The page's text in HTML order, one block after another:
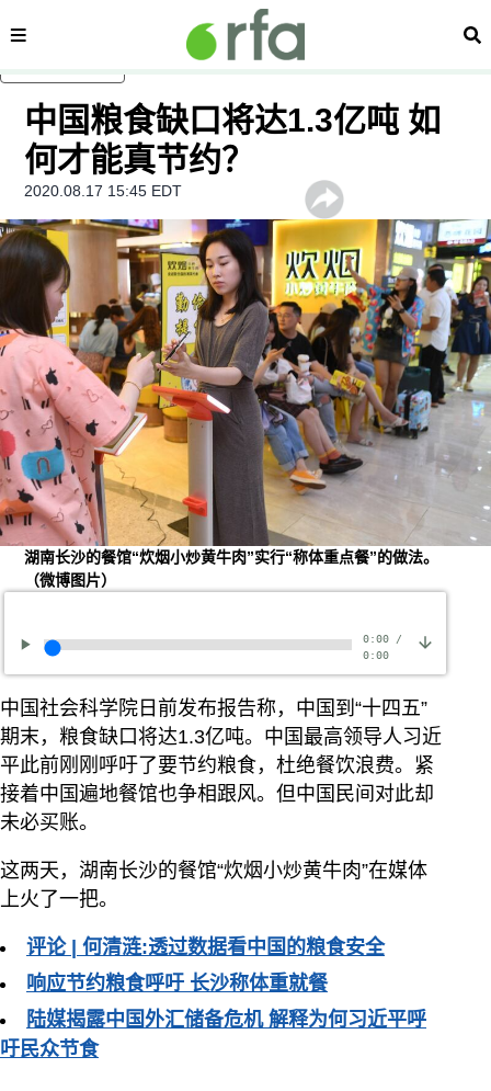
内容分类 搜
中国粮食缺口将达1.3亿吨 如
何才能真节约？
2020.08.17 15:45 EDT
湖南长沙的餐馆“炊烟小炒黄牛肉”实行“称体重点餐”的做法。
（微博图片）
0:00/
0:00
中国社会科学院日前发布报告称，中国到“十四五”
期末，粮食缺口将达1.3亿吨。中国最高领导人习近
平此前刚刚呼吁了要节约粮食，杜绝餐饮浪费。紧
接着中国遍地餐馆也争相跟风。但中国民间对此却
未必买账。
这两天，湖南长沙的餐馆“炊烟小炒黄牛肉”在媒体
上火了一把。
评论 | 何清涟:透过数据看中国的粮食安全
响应节约粮食呼吁 长沙称体重就餐
陆媒揭露中国外汇储备危机 解释为何习近平呼
吁民众节食